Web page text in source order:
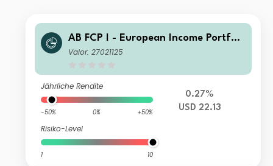
AB FCP I - European Income Portfoli
o A2 USD H Acc
Valor: 27021125
Jährliche Rendite
-50% 0% +50%
Risiko-Level
1 10
0.27%
USD 22.13